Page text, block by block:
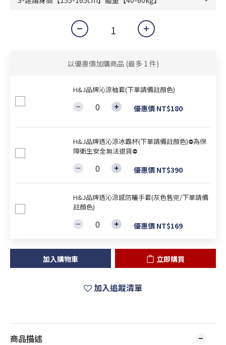
以優惠價加購商品 (最多 1 件)
H&J品牌沁涼袖套(下單請備註顏色)
優惠價 NT$180
H&J品牌透沁涼冰霸杯(下單請備註顏色)⛔為保
障衛生安全無法退貨⛔
優惠價 NT$390
H&J品牌透沁涼感防曬手套(灰色售完/下單請備
註顏色)
優惠價 NT$169
加入購物車 立即購買
加入追蹤清單
商品描述